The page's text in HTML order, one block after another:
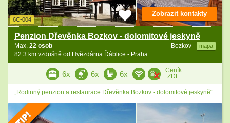
6C-004
Penzion Dřevěnka Bozkov - dolomitové jeskyně
Bozkov mapa
Max. 22 osob
82.3 km vzdušně od Hvězdárna Ďáblice - Praha
Zobrazit kontakty
6x 6x 6x
Ceník
ZDE
„Rodinný penzion a restaurace Dřevěnka Bozkov - dolomitové jeskyně“